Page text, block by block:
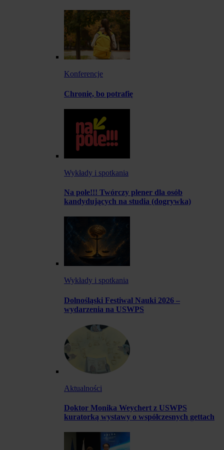
Konferencje
Chronię, bo potrafię
Wykłady i spotkania
Na pole!!! Twórczy plener dla osób
kandydujących na studia (dogrywka)
Wykłady i spotkania
Dolnośląski Festiwal Nauki 2026 –
wydarzenia na USWPS
Aktualności
Doktor Monika Weychert z USWPS
kuratorką wystawy o współczesnych gettach